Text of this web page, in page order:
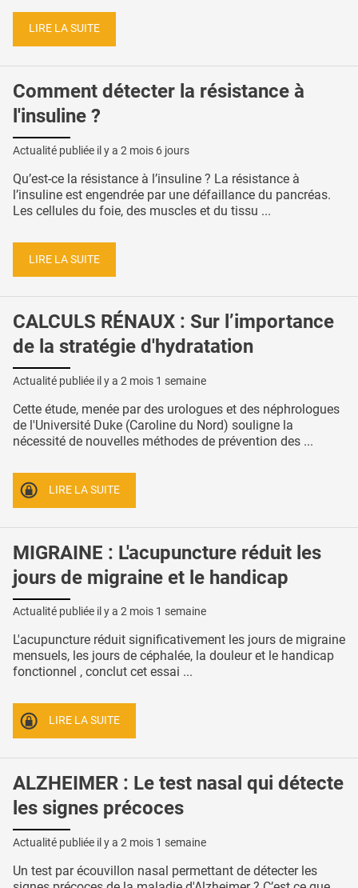
LIRE LA SUITE
Comment détecter la résistance à
l'insuline ?
Actualité publiée il y a 2 mois 6 jours
Qu’est-ce la résistance à l’insuline ? La résistance à
l’insuline est engendrée par une défaillance du pancréas.
Les cellules du foie, des muscles et du tissu ...
LIRE LA SUITE
CALCULS RÉNAUX : Sur l’importance
de la stratégie d'hydratation
Actualité publiée il y a 2 mois 1 semaine
Cette étude, menée par des urologues et des néphrologues
de l'Université Duke (Caroline du Nord) souligne la
nécessité de nouvelles méthodes de prévention des ...
LIRE LA SUITE
MIGRAINE : L'acupuncture réduit les
jours de migraine et le handicap
Actualité publiée il y a 2 mois 1 semaine
L'acupuncture réduit significativement les jours de migraine
mensuels, les jours de céphalée, la douleur et le handicap
fonctionnel , conclut cet essai ...
LIRE LA SUITE
ALZHEIMER : Le test nasal qui détecte
les signes précoces
Actualité publiée il y a 2 mois 1 semaine
Un test par écouvillon nasal permettant de détecter les